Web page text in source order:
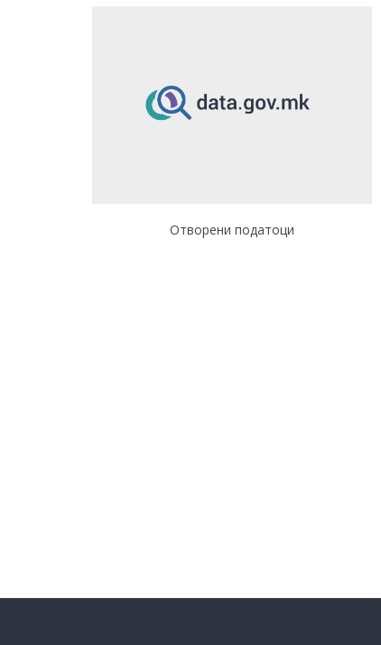
Отворени податоци